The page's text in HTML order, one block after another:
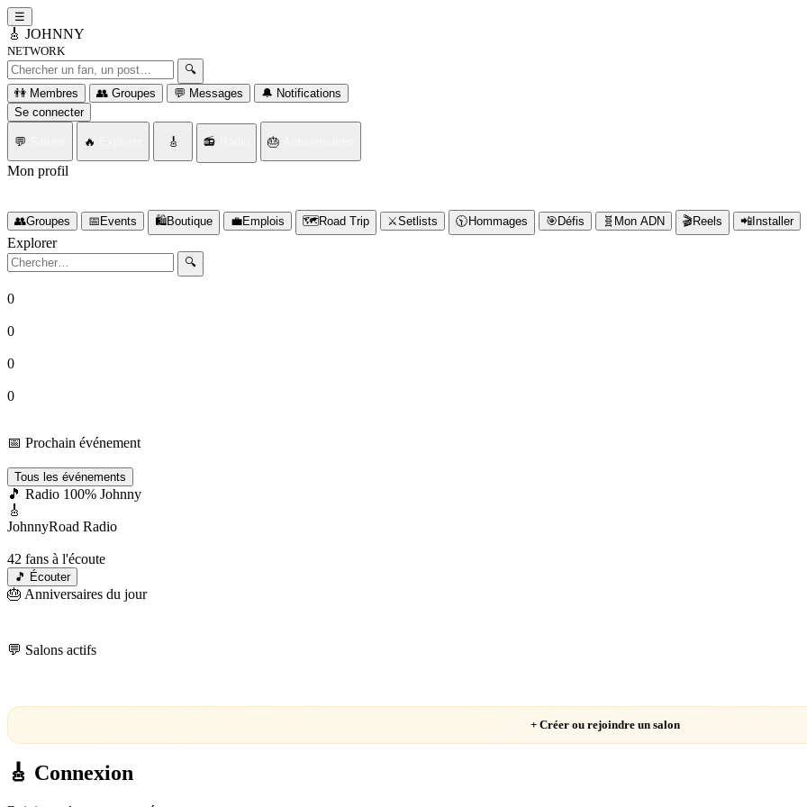
☰
🎸 JOHNNY
NETWORK
Rechercher un fan ou un post
🔍
👫 Membres
👥 Groupes 💬 Messages
🔔 Notifications
Se connecter
💬 🔥 🎸 📻 🎂
Mon profil
👥Groupes 📅Events 🛍️Boutique 💼Emplois 🗺️Road Trip ⚔️Setlists 🕥️Hommages 🎯Défis 🧬 Mon ADN 🎬Reels 📲Installer
Explorer
Rechercher
🔍
0
0
0
0
📅 Prochain événement
Tous les événements
🎵 Radio 100% Johnny
🎸
JohnnyRoad Radio
42 fans à l'écoute
🎵 Écouter
🎂 Anniversaires du jour
💬 Salons actifs
+ Créer ou rejoindre un salon
🎸 Connexion